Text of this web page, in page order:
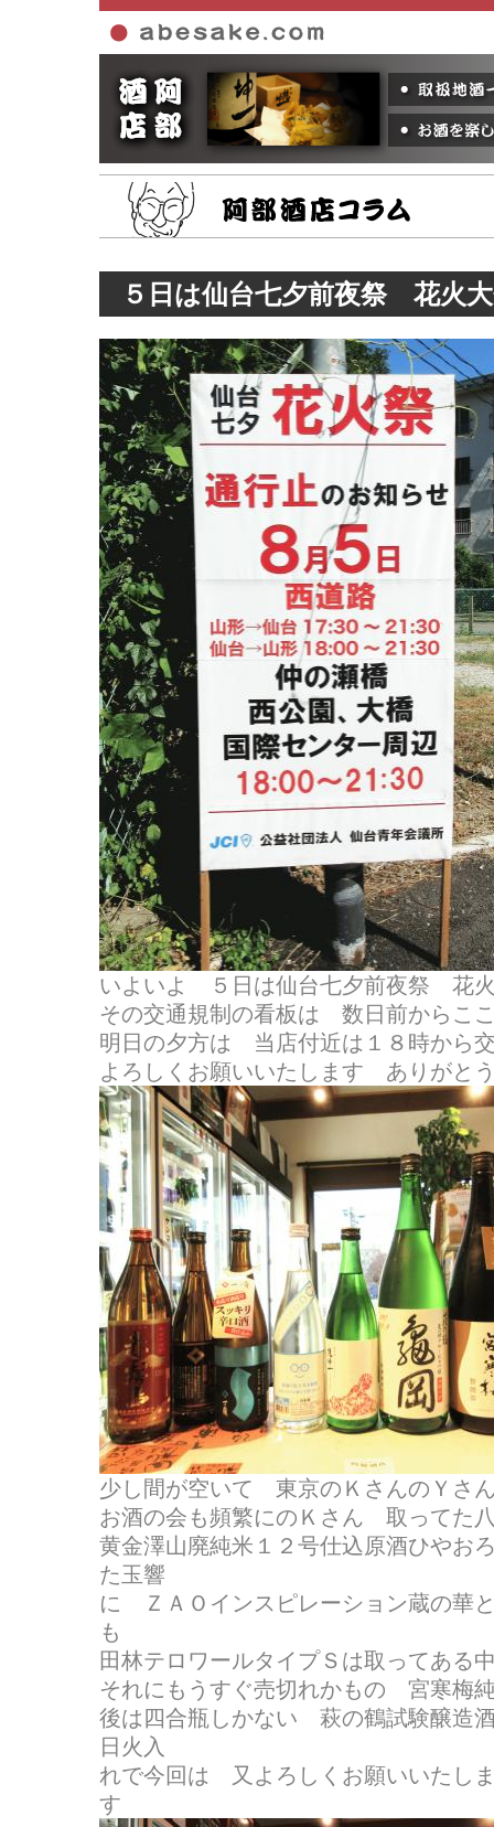
５日は仙台七夕前夜祭 花火
いよいよ ５日は仙台七夕前夜祭 花
その交通規制の看板は 数日前からこ
明日の夕方は 当店付近は１８時から
よろしくお願いいたします ありがと
少し間が空いて 東京のＫさんのＹさ
お酒の会も頻繁にのＫさん 取ってた
黄金澤山廃純米１２号仕込原酒ひやお
た玉響
に ＺＡＯインスピレーション蔵の華
も
田林テロワールタイプＳは取ってあ
それにもうすぐ売切れかもの 宮寒梅
後は四合瓶しかない 萩の鶴試験醸造
日火入
れで今回は 又よろしくお願いいたし
す